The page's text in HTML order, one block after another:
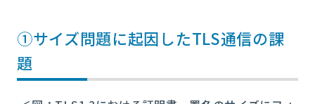
①サイズ問題に起因したTLS通信の課
題